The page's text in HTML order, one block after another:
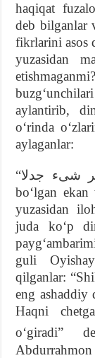
haqiqat
deb bilganlar
fikrlarini asos
yuzasidan
aylantirib,
o‘rinda
aylaganlar:
“و کان الانسان اکثر شیء جدلا”, yana bir odam
bo‘lgan
yuzasidan
juda ko‘p
guli
qilganlar:
eng ashaddiy
Haqni
o‘giradi”